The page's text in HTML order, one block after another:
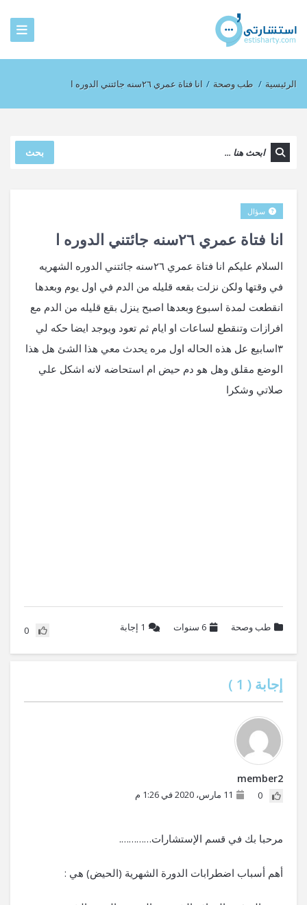
الرئيسية / طب وصحة / انا فتاة عمري ٢٦سنه جائتني الدوره ا
بحث
انا فتاة عمري ٢٦سنه جائتني الدوره ا
سؤال
السلام عليكم انا فتاة عمري ٢٦سنه جائتني الدوره الشهريه
في وقتها ولكن نزلت بقعه قليله من الدم في اول يوم وبعدها
انقطعت لمدة اسبوع وبعدها اصبح ينزل بقع قليله من الدم مع
افرازات وتنقطع لساعات او ايام ثم تعود ويوجد ايضا حكه لي
٣اسابيع عل هذه الحاله اول مره يحدث معي هذا الشئ هل هذا
الوضع مقلق وهل هو دم حيض ام استحاضه لانه اشكل علي
صلاتي وشكرا
طب وصحة 6 سنوات 1 إجابة 0
إجابة ( 1
)
member2
0 11 مارس، 2020 في 1:26 م
مرحبا بك في قسم الإستشارات………….
أهم أسباب اضطرابات الدورة الشهرية (الحيض) هي :